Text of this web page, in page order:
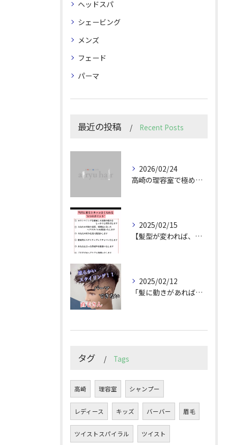
ヘッドスパ
シェービング
メンズ
フェード
パーマ
最近の投稿 Recent Posts
2026/02/24
高崎の理容室で極めるメンズカット技術
2025/02/15
【髪型が変われば、人生が変わる。
2025/02/12
「髪に動きがあれば印象は変わる！」
タグ Tags
高崎 理容室 シャンプー
レディース キッズ バーバー 眉毛
ツイストスパイラル ツイスト